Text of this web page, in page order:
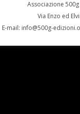
Associazione
Via Enzo ed
E-mail: info@500g-